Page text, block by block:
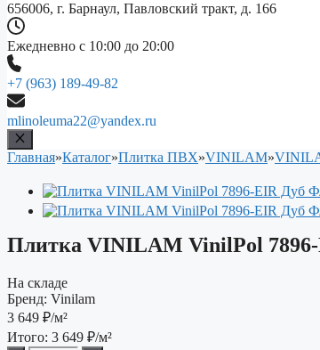
656006, г. Барнаул, Павловский тракт, д. 166
Ежедневно с 10:00 до 20:00
+7 (963) 189-49-82
mlinoleuma22@yandex.ru
Главная»Каталог»Плитка ПВХ»VINILAM»
Плитка VINILAM VinilPol
На складе
Бренд: Vinilam
3 649 ₽/м²
Итого: 3 649 ₽/м²